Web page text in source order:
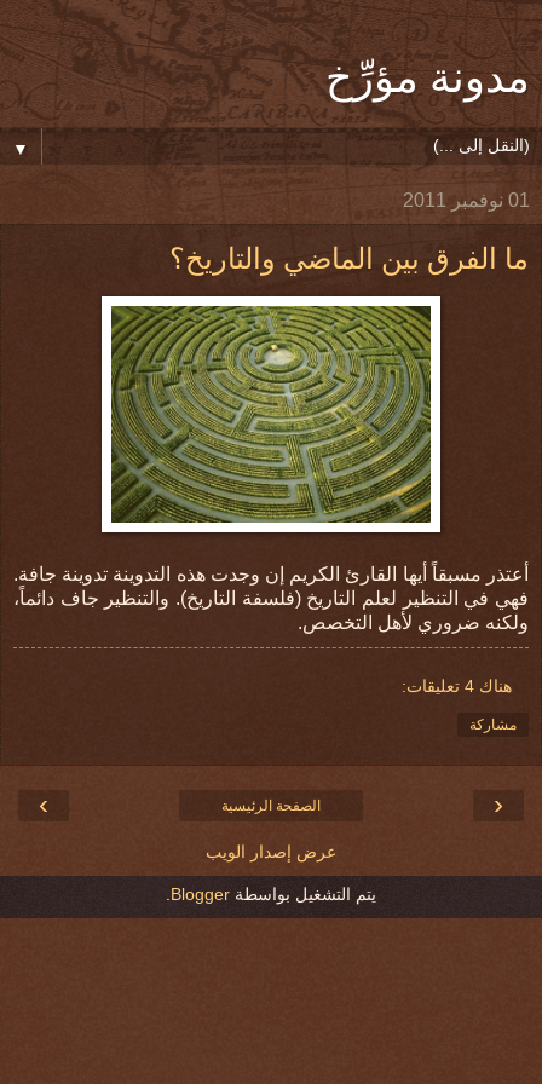
مدونة مؤرِّخ
▼
01 نوفمبر 2011
ما الفرق بين الماضي والتاريخ؟
أعتذر مسبقاً أيها القارئ الكريم إن وجدت هذه التدوينة تدوينة جافة.
فهي في التنظير لعلم التاريخ (فلسفة التاريخ). والتنظير جاف دائماً،
ولكنه ضروري لأهل التخصص.
هناك 4 تعليقات:
مشاركة
‹
› الصفحة الرئيسية
عرض إصدار الويب
يتم التشغيل بواسطة Blogger